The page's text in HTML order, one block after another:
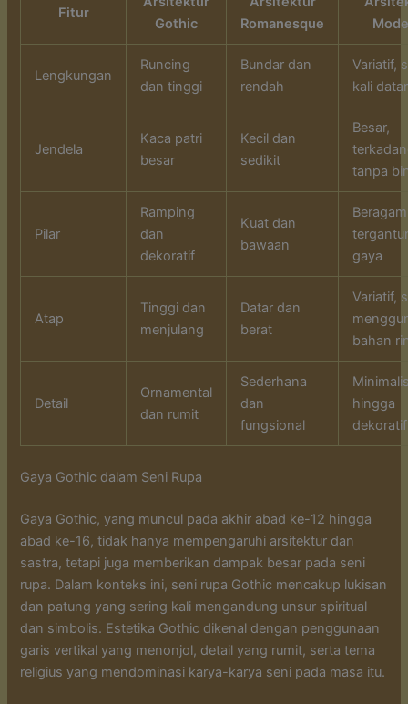
Fitur
Gothic
Romanesque
Lengkungan
Runcing
dan tinggi
Bundar dan
rendah
Variatif,
kali datar
Jendela
Kaca patri
besar
Kecil dan
sedikit
Besar,
tanpa
Pilar
Ramping
dan
dekoratif
Kuat dan
bawaan
gaya
Atap
Tinggi dan
menjulang
Datar dan
berat
Variatif,
bahan
Detail
Ornamental
dan rumit
Sederhana
dan
fungsional
hingga
dekoratif
Gaya Gothic dalam Seni Rupa
Gaya Gothic, yang muncul pada akhir abad ke-12 hingga
abad ke-16, tidak hanya mempengaruhi arsitektur dan
sastra, tetapi juga memberikan dampak besar pada seni
rupa. Dalam konteks ini, seni rupa Gothic mencakup lukisan
dan patung yang sering kali mengandung unsur spiritual
dan simbolis. Estetika Gothic dikenal dengan penggunaan
garis vertikal yang menonjol, detail yang rumit, serta tema
religius yang mendominasi karya-karya seni pada masa itu.